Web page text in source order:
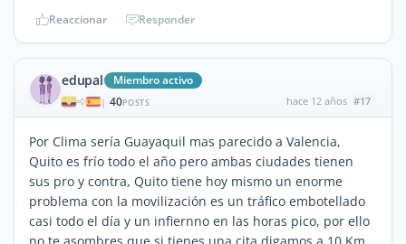
Reaccionar Responder
edupal Miembro activo
| 40POSTS hace 12 años #17
Por Clima sería Guayaquil mas parecido a Valencia,
Quito es frío todo el año pero ambas ciudades tienen
sus pro y contra, Quito tiene hoy mismo un enorme
problema con la movilización es un tráfico embotellado
casi todo el día y un infiernno en las horas pico, por ello